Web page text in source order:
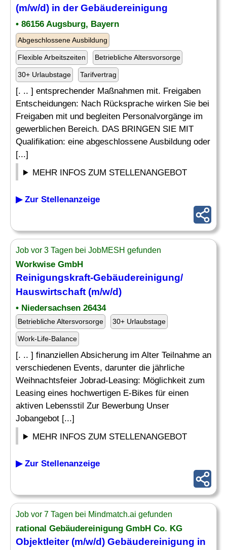
(m/w/d) in derGebäudereinigung
• 86156 Augsburg, Bayern
Abgeschlossene Ausbildung
Flexible Arbeitszeiten Betriebliche Altersvorsorge
30+ Urlaubstage Tarifvertrag
[. .. ] entsprechender Maßnahmen mit. Freigaben
Entscheidungen: Nach Rücksprache wirken Sie bei
Freigaben mit und begleiten Personalvorgänge im
gewerblichen Bereich. DAS BRINGEN SIE MIT
Qualifikation: eine abgeschlossene Ausbildung oder
[...]
MEHR INFOS ZUM STELLENANGEBOT
▶ Zur Stellenanzeige
Job vor 3 Tagen bei JobMESH gefunden
Workwise GmbH
Reinigungskraft-Gebäudereinigung/
Hauswirtschaft (m/w/d)
• Niedersachsen 26434
Betriebliche Altersvorsorge 30+ Urlaubstage
Work-Life-Balance
[. .. ] finanziellen Absicherung im Alter Teilnahme an
verschiedenen Events, darunter die jährliche
Weihnachtsfeier Jobrad-Leasing: Möglichkeit zum
Leasing eines hochwertigen E-Bikes für einen
aktiven Lebensstil Zur Bewerbung Unser
Jobangebot [...]
MEHR INFOS ZUM STELLENANGEBOT
▶ Zur Stellenanzeige
Job vor 7 Tagen bei Mindmatch.ai gefunden
rational Gebäudereinigung GmbH Co. KG
Objektleiter (m/w/d) Gebäudereinigung in